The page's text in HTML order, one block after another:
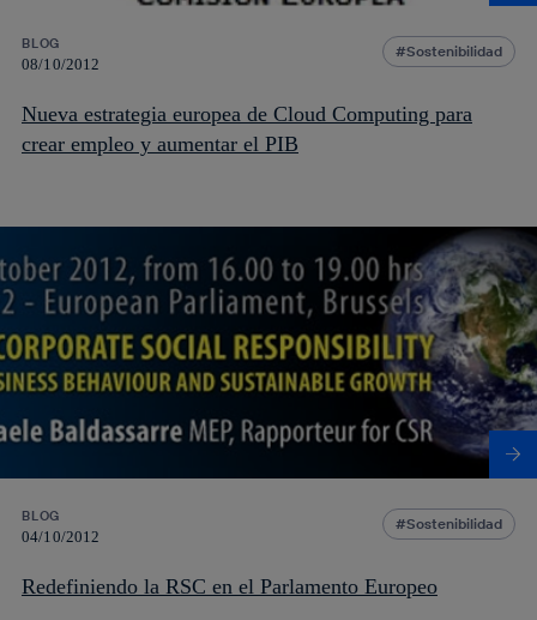
BLOG
08/10/2012
Sostenibilidad
Nueva estrategia europea de Cloud Computing para
crear empleo y aumentar el PIB
BLOG
04/10/2012
Sostenibilidad
Redefiniendo la RSC en el Parlamento Europeo